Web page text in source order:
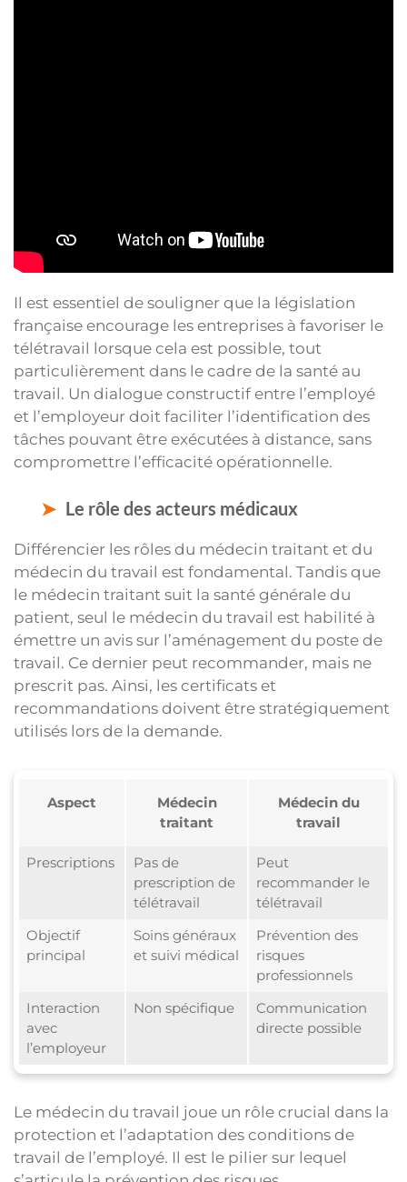
Il est essentiel de souligner que la législation
française encourage les entreprises à favoriser le
télétravail lorsque cela est possible, tout
particulièrement dans le cadre de la santé au
travail. Un dialogue constructif entre l’employé
et l’employeur doit faciliter l’identification des
tâches pouvant être exécutées à distance, sans
compromettre l’efficacité opérationnelle.
Le rôle des acteurs médicaux
Différencier les rôles du médecin traitant et du
médecin du travail est fondamental. Tandis que
le médecin traitant suit la santé générale du
patient, seul le médecin du travail est habilité à
émettre un avis sur l’aménagement du poste de
travail. Ce dernier peut recommander, mais ne
prescrit pas. Ainsi, les certificats et
recommandations doivent être stratégiquement
utilisés lors de la demande.
Aspect
Médecin
traitant
Médecin du
travail
Prescriptions
Pas de
prescription de
télétravail
Peut
recommander le
télétravail
Objectif
principal
Soins généraux
et suivi médical
Prévention des
risques
professionnels
Interaction
avec
l’employeur
Non spécifique
Communication
directe possible
Le médecin du travail joue un rôle crucial dans la
protection et l’adaptation des conditions de
travail de l’employé. Il est le pilier sur lequel